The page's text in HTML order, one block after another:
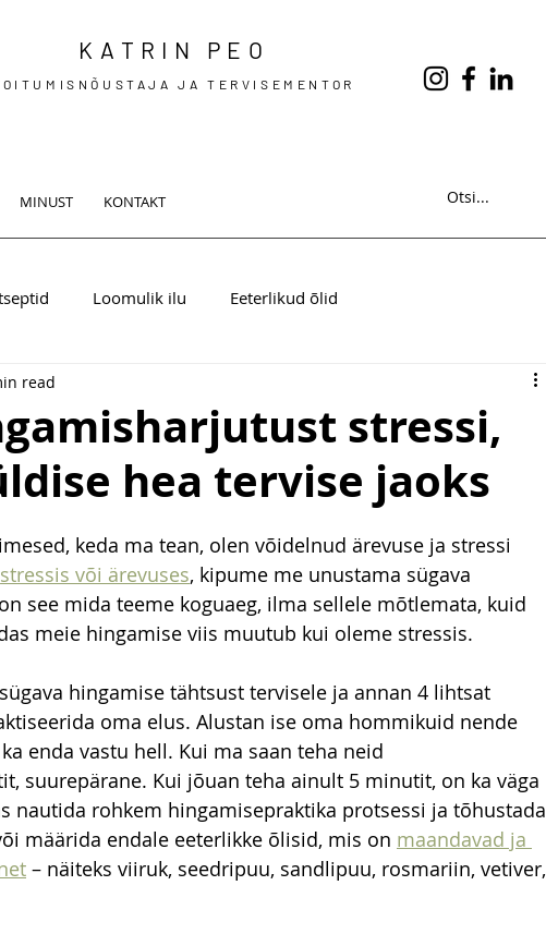
KATRIN PEO
JA TERVISEMENTOR
MINUST KONTAKT
Loomulik ilu Eeterlikud õlid
stressi,
hea tervise jaoks
read
keda ma tean, olen võidelnud ärevuse ja stressi
stressis või ärevuses, kipume me unustama sügava
see mida teeme koguaeg, ilma sellele mõtlemata, kuid
meie hingamise viis muutub kui oleme stressis.
hingamise tähtsust tervisele ja annan 4 lihtsat
oma elus. Alustan ise oma hommikuid nende
enda vastu hell. Kui ma saan teha neid
suurepärane. Kui jõuan teha ainult 5 minutit, on ka väga
nautida rohkem hingamisepraktika protsessi ja tõhustada
määrida endale eeterlikke õlisid, mis on maandavad ja
– näiteks viiruk, seedripuu, sandlipuu, rosmariin, vetiver,